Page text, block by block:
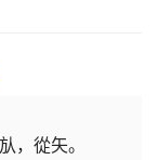
，從矢。